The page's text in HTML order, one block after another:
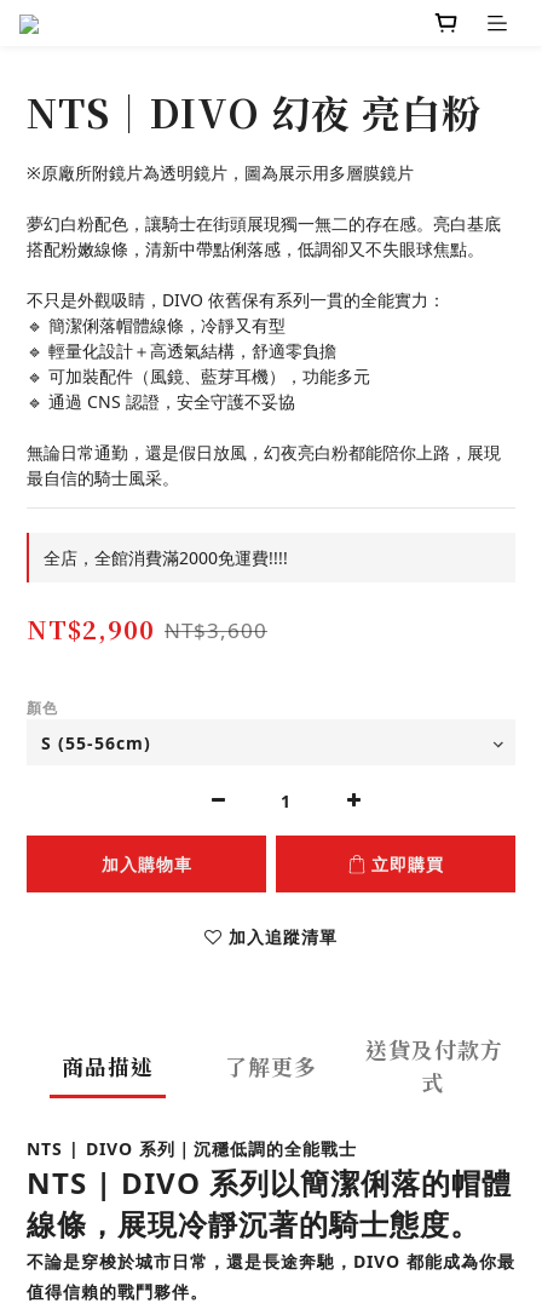
NTS｜DIVO 幻夜 亮白粉
※原廠所附鏡片為透明鏡片，圖為展示用多層膜鏡片
夢幻白粉配色，讓騎士在街頭展現獨一無二的存在感。亮白基底
搭配粉嫩線條，清新中帶點俐落感，低調卻又不失眼球焦點。
不只是外觀吸睛，DIVO 依舊保有系列一貫的全能實力：
🔹 簡潔俐落帽體線條，冷靜又有型
🔹 輕量化設計＋高透氣結構，舒適零負擔
🔹 可加裝配件（風鏡、藍芽耳機），功能多元
🔹 通過 CNS 認證，安全守護不妥協
無論日常通勤，還是假日放風，幻夜亮白粉都能陪你上路，展現
最自信的騎士風采。
全店，全館消費滿2000免運費!!!!
NT$2,900 NT$3,600
顏色
加入購物車 立即購買
加入追蹤清單
商品描述 了解更多
送貨及付款方
式
NTS | DIVO 系列｜沉穩低調的全能戰士
NTS | DIVO 系列以簡潔俐落的帽體
線條，展現冷靜沉著的騎士態度。
不論是穿梭於城市日常，還是長途奔馳，DIVO 都能成為你最
值得信賴的戰鬥夥伴。